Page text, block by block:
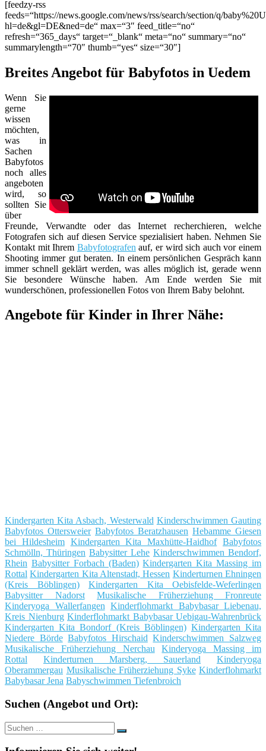
[feedzy-rss
feeds=“https://news.google.com/news/rss/search/section/q/
hl=de&gl=DE&ned=de“ max=“3″ feed_title=“no“
refresh=“365_days“ target=“_blank“ meta=“no“ summary=“no“
summarylength=“70″ thumb=“yes“ size=“30″]
Breites Angebot für Babyfotos in Uedem
Wenn Sie
gerne
wissen
möchten,
was in
Sachen
Babyfotos
noch alles
angeboten
wird, so
sollten Sie
über
Freunde, Verwandte oder das Internet recherchieren, welche
Fotografen sich auf diesen Service spezialisiert haben. Nehmen Sie
Kontakt mit Ihrem Babyfotografen auf, er wird sich auch vor einem
Shooting immer gut beraten. In einem persönlichen Gespräch kann
immer schnell geklärt werden, was alles möglich ist, gerade wenn
Sie besondere Wünsche haben. Am Ende werden Sie mit
wunderschönen, professionellen Fotos von Ihrem Baby belohnt.
Angebote für Kinder in Ihrer Nähe:
Kindergarten Kita Asbach, Westerwald Kinderschwimmen Gauting
Babyfotos Ottersweier Babyfotos Beratzhausen Hebamme Giesen
bei Hildesheim Kindergarten Kita Maxhütte-Haidhof Babyfotos
Schmölln, Thüringen Babysitter Lehe Kinderschwimmen Bendorf,
Rhein Babysitter Forbach (Baden) Kindergarten Kita Massing im
Rottal Kindergarten Kita Altenstadt, Hessen Kinderturnen Ehningen
(Kreis Böblingen)
Kindergarten Kita Oebisfelde-Weferlingen
Babysitter Nadorst
Musikalische Früherziehung Fronreute
Kinderyoga Wallerfangen Kinderflohmarkt Babybasar Liebenau,
Kreis Nienburg Kinderflohmarkt Babybasar Uebigau-Wahrenbrück
Kindergarten Kita Bondorf (Kreis Böblingen) Kindergarten Kita
Niedere Börde Babyfotos Hirschaid Kinderschwimmen Salzweg
Musikalische Früherziehung Nerchau
Kinderyoga Massing im
Rottal
Kinderturnen Marsberg, Sauerland
Kinderyoga
Oberammergau Musikalische Früherziehung Syke Kinderflohmarkt
Babybasar Jena Babyschwimmen Tiefenbroich
Suchen (Angebot und Ort):
Suche
nach:
Suchen